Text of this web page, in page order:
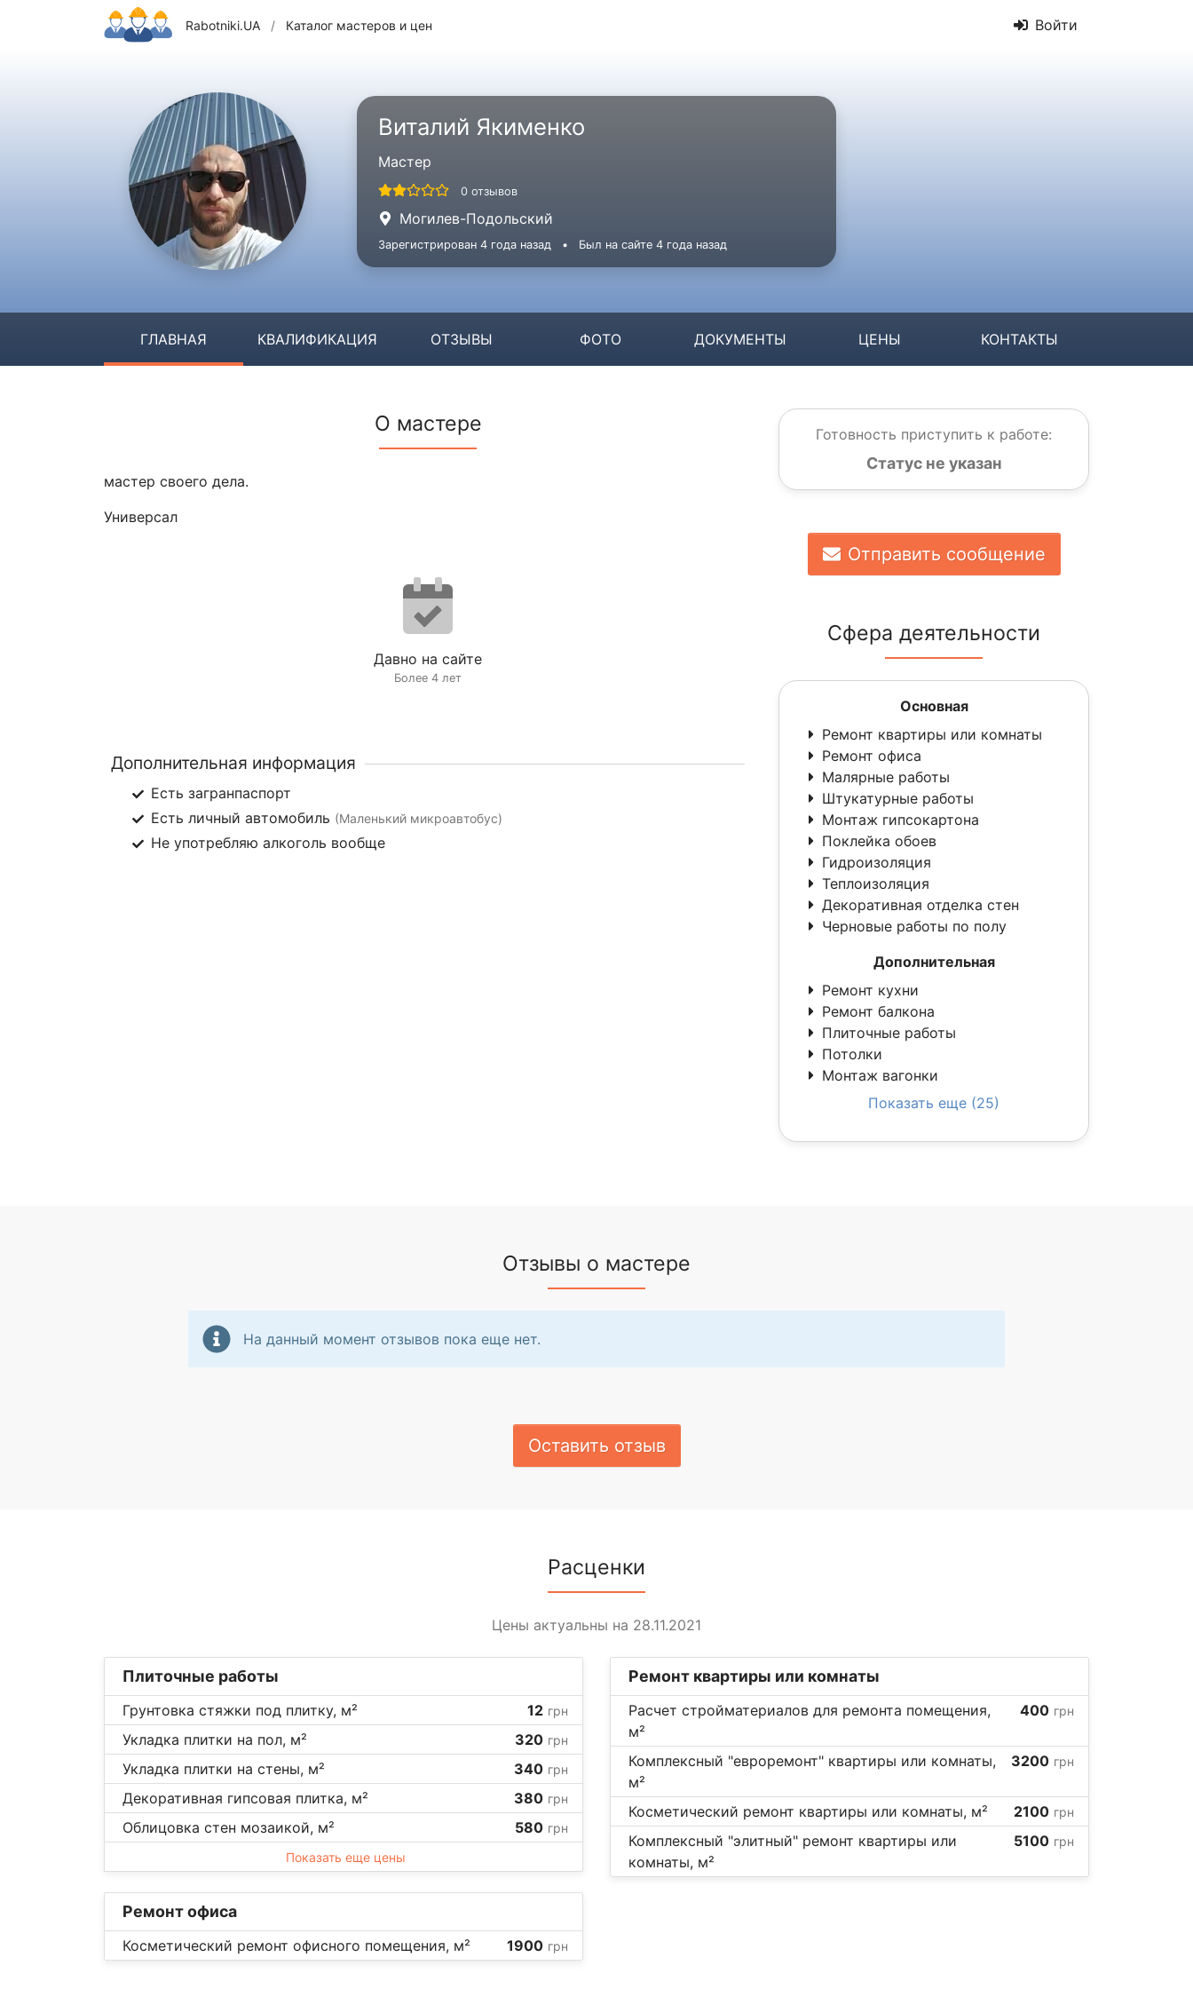
Rabotniki.UA / Каталог мастеров и цен Войти
Виталий Якименко
Мастер
0 отзывов
Могилев-Подольский
Зарегистрирован 4 года назад • Был на сайте 4 года назад
ГЛАВНАЯ КВАЛИФИКАЦИЯ ОТЗЫВЫ ФОТО ДОКУМЕНТЫ ЦЕНЫ КОНТАКТЫ
О мастере
мастер своего дела.
Универсал
Давно на сайте
Более 4 лет
Дополнительная информация
Есть загранпаспорт
Есть личный автомобиль (Маленький микроавтобус)
Не употребляю алкоголь вообще
Готовность приступить к работе:
Статус не указан
Отправить сообщение
Сфера деятельности
Основная
Ремонт квартиры или комнаты
Ремонт офиса
Малярные работы
Штукатурные работы
Монтаж гипсокартона
Поклейка обоев
Гидроизоляция
Теплоизоляция
Декоративная отделка стен
Черновые работы по полу
Дополнительная
Ремонт кухни
Ремонт балкона
Плиточные работы
Потолки
Монтаж вагонки
Показать еще (25)
Отзывы о мастере
На данный момент отзывов пока еще нет.
Оставить отзыв
Расценки
Цены актуальны на 28.11.2021
Плиточные работы
Грунтовка стяжки под плитку, м² 12 грн
Укладка плитки на пол, м² 320 грн
Укладка плитки на стены, м² 340 грн
Декоративная гипсовая плитка, м² 380 грн
Облицовка стен мозаикой, м² 580 грн
Показать еще цены
Ремонт офиса
Косметический ремонт офисного помещения, м² 1900 грн
Ремонт квартиры или комнаты
Расчет стройматериалов для ремонта помещения,
м²
400 грн
Комплексный "евроремонт" квартиры или комнаты,
м²
3200 грн
Косметический ремонт квартиры или комнаты, м² 2100 грн
Комплексный "элитный" ремонт квартиры или
комнаты, м²
5100 грн